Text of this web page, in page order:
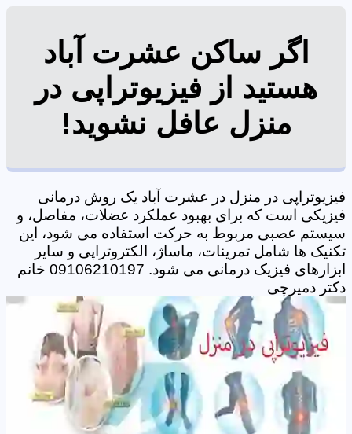
اگر ساکن عشرت آباد
هستید از فیزیوتراپی در
منزل عافل نشوید!
فیزیوتراپی در منزل در عشرت آباد یک روش درمانی
فیزیکی است که برای بهبود عملکرد عضلات، مفاصل، و
سیستم عصبی مربوط به حرکت استفاده می شود، این
تکنیک ها شامل تمرینات، ماساژ، الکتروتراپی و سایر
ابزارهای فیزیک درمانی می شود. 09106210197 خانم
دکتر دمیرچی